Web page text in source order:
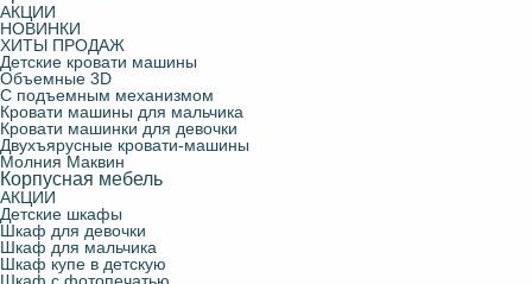
АКЦИИ
НОВИНКИ
ХИТЫ ПРОДАЖ
Детские кровати машины
Объемные 3D
С подъемным механизмом
Кровати машины для мальчика
Кровати машинки для девочки
Двухъярусные кровати-машины
Молния Маквин
Корпусная мебель
АКЦИИ
Детские шкафы
Шкаф для девочки
Шкаф для мальчика
Шкаф купе в детскую